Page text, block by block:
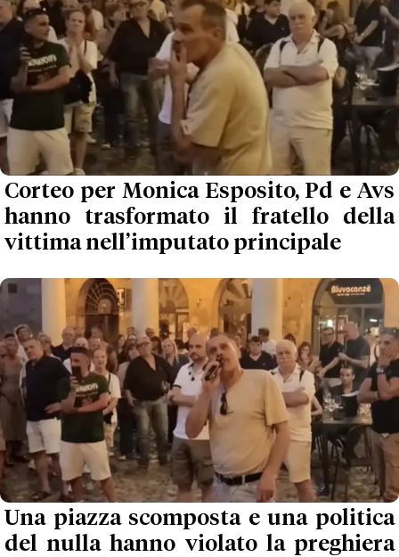
Corteo per Monica Esposito, Pd e Avs
hanno trasformato il fratello della
vittima nell’imputato principale
Una piazza scomposta e una politica
del nulla hanno violato la preghiera